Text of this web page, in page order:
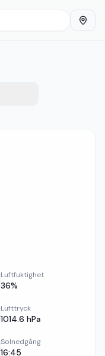
Luftfuktighet
36%
Lufttryck
1014.6 hPa
Solnedgång
16:45